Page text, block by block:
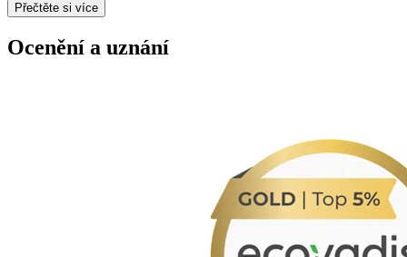
Přečtěte si více
Ocenění a uznání